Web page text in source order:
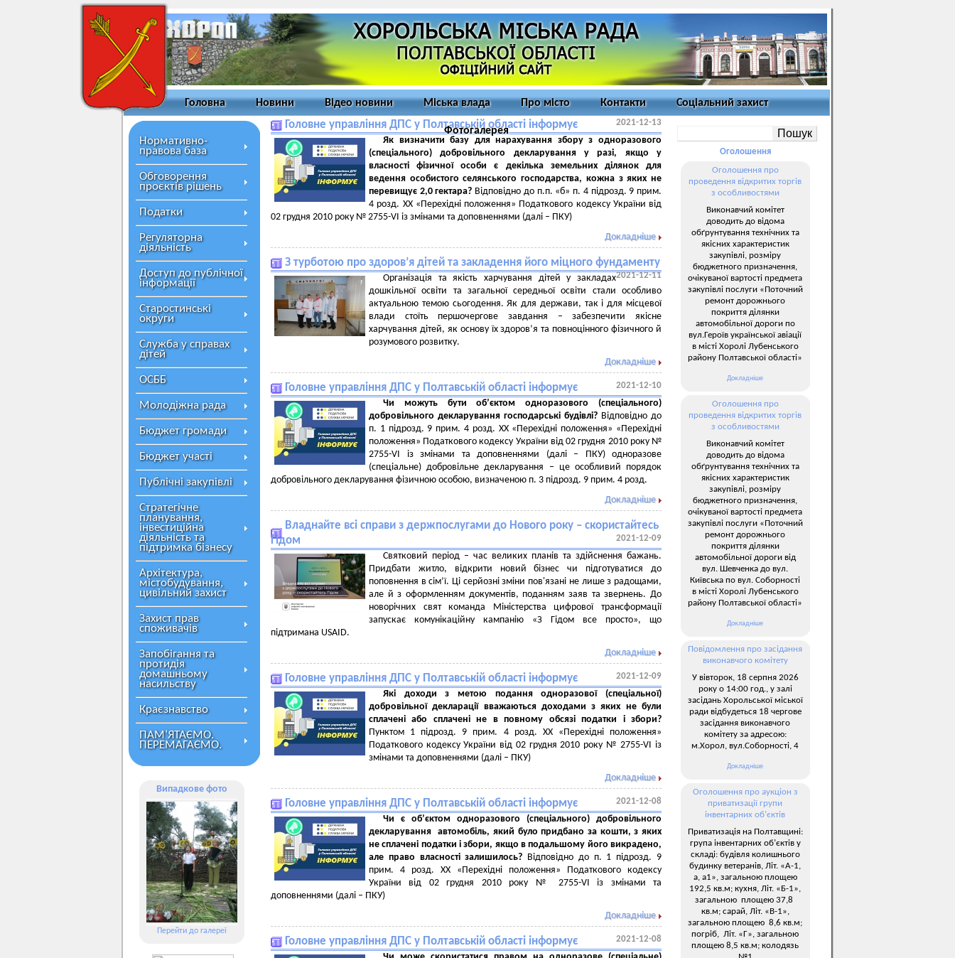
Головна Новини Відео новини Міська влада Про місто Контакти Соціальний захист
Фотогалерея
Нормативно-
правова база
Обговорення
проєктів рішень
Податки
Регуляторна
діяльність
Доступ до публічної
інформації
Старостинські
округи
Служба у справах
дітей
ОСББ
Молодіжна рада
Бюджет громади
Бюджет участі
Публічні закупівлі
Стратегічне
планування,
інвестиційна
діяльність та
підтримка бізнесу
Архітектура,
містобудування,
цивільний захист
Захист прав
споживачів
Запобігання та
протидія
домашньому
насильству
Краєзнавство
ПАМ’ЯТАЄМО.
ПЕРЕМАГАЄМО.
Випадкове фото
Перейти до галереї
Головне управління ДПС у Полтавській області інформує 2021-12-13
Як визначити базу для нарахування збору з одноразового
(спеціального) добровільного декларування у разі, якщо у
власності фізичної особи є декілька земельних ділянок для
ведення особистого селянського господарства, кожна з яких не
перевищує 2,0 гектара? Відповідно до п.п. «б» п. 4 підрозд. 9 прим.
4 розд. ХХ «Перехідні положення» Податкового кодексу України від
02 грудня 2010 року № 2755-VІ із змінами та доповненнями (далі – ПКУ)
Докладніше
З турботою про здоров’я дітей та закладення його міцного фундаменту
2021-12-11
Організація та якість харчування дітей у закладах
дошкільної освіти та загальної середньої освіти стали особливо
актуальною темою сьогодення. Як для держави, так і для місцевої
влади стоїть першочергове завдання – забезпечити якісне
харчування дітей, як основу їх здоров’я та повноцінного фізичного й
розумового розвитку.
Докладніше
Головне управління ДПС у Полтавській області інформує 2021-12-10
Чи можуть бути об’єктом одноразового (спеціального)
добровільного декларування господарські будівлі? Відповідно до
п. 1 підрозд. 9 прим. 4 розд. ХХ «Перехідні положення» «Перехідні
положення» Податкового кодексу України від 02 грудня 2010 року №
2755-VI із змінами та доповненнями (далі – ПКУ) одноразове
(спеціальне) добровільне декларування – це особливий порядок
добровільного декларування фізичною особою, визначеною п. 3 підрозд. 9 прим. 4 розд.
Докладніше
Владнайте всі справи з держпослугами до Нового року – скористайтесь
Гідом
2021-12-09
Святковий період – час великих планів та здійснення бажань.
Придбати житло, відкрити новий бізнес чи підготуватися до
поповнення в сім’ї. Ці серйозні зміни пов'язані не лише з радощами,
але й з оформленням документів, поданням заяв та звернень. До
новорічних свят команда Міністерства цифрової трансформації
запускає комунікаційну кампанію «З Гідом все просто», що
підтримана USAID.
Докладніше
Головне управління ДПС у Полтавській області інформує 2021-12-09
Які доходи з метою подання одноразової (спеціальної)
добровільної декларації вважаються доходами з яких не були
сплачені або сплачені не в повному обсязі податки і збори?
Пунктом 1 підрозд. 9 прим. 4 розд. ХХ «Перехідні положення»
Податкового кодексу України від 02 грудня 2010 року № 2755-VI із
змінами та доповненнями (далі – ПКУ)
Докладніше
Головне управління ДПС у Полтавській області інформує 2021-12-08
Чи є об’єктом одноразового (спеціального) добровільного
декларування автомобіль, який було придбано за кошти, з яких
не сплачені податки і збори, якщо в подальшому його викрадено,
але право власності залишилось? Відповідно до п. 1 підрозд. 9
прим. 4 розд. XX «Перехідні положення» Податкового кодексу
України від 02 грудня 2010 року № 2755-VI із змінами та
доповненнями (далі – ПКУ)
Докладніше
Головне управління ДПС у Полтавській області інформує 2021-12-08
Оголошення
Оголошення про
проведення відкритих торгів
з особливостями
Виконавчий комітет
доводить до відома
обґрунтування технічних та
якісних характеристик
закупівлі, розміру
бюджетного призначення,
очікуваної вартості предмета
закупівлі послуги «Поточний
ремонт дорожнього
покриття ділянки
автомобільної дороги по
вул.Героїв української авіації
в місті Хоролі Лубенського
району Полтавської області»
Докладніше
Оголошення про
проведення відкритих торгів
з особливостями
Виконавчий комітет
доводить до відома
обґрунтування технічних та
якісних характеристик
закупівлі, розміру
бюджетного призначення,
очікуваної вартості предмета
закупівлі послуги «Поточний
ремонт дорожнього
покриття ділянки
автомобільної дороги від
вул. Шевченка до вул.
Київська по вул. Соборності
в місті Хоролі Лубенського
району Полтавської області»
Докладніше
Повідомлення про засідання
виконавчого комітету
У вівторок, 18 серпня 2026
року о 14:00 год., у залі
засідань Хорольської міської
ради відбудеться 18 чергове
засідання виконавчого
комітету за адресою:
м.Хорол, вул.Соборності, 4
Докладніше
Оголошення про аукціон з
приватизації групи
інвентарних об’єктів
Приватизація на Полтавщині:
група інвентарних об’єктів у
складі: будівля колишнього
будинку ветеранів, Літ. «А-1,
а, а1», загальною площею
192,5 кв.м; кухня, Літ. «Б-1»,
загальною площею 37,8
кв.м; сарай, Літ. «В-1»,
загальною площею 8,6 кв.м;
погріб, Літ. «Г», загальною
площею 8,5 кв.м; колодязь